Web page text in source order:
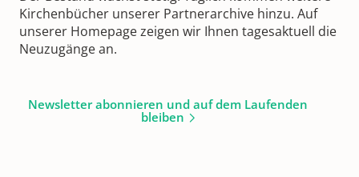
Kirchenbücher unserer Partnerarchive hinzu. Auf
unserer Homepage zeigen wir Ihnen tagesaktuell die
Neuzugänge an.
Newsletter abonnieren und auf dem Laufenden
bleiben